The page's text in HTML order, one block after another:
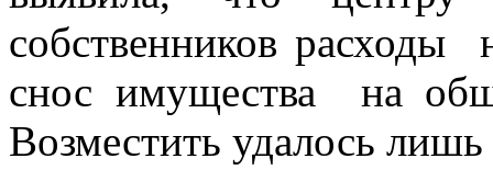
собственников расходы
снос имущества на
Возместить удалось